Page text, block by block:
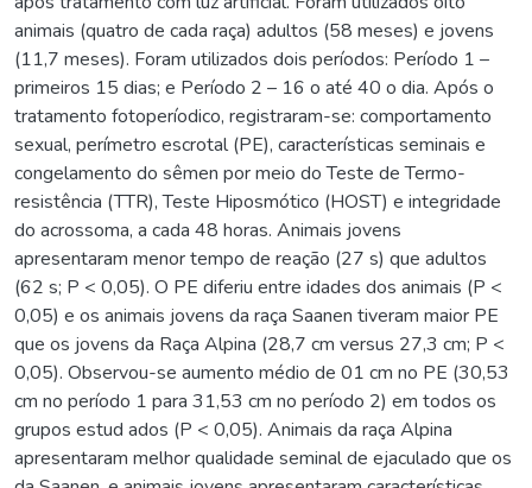
animais (quatro de cada raça) adultos (58 meses) e jovens
(11,7 meses). Foram utilizados dois períodos: Período 1 –
primeiros 15 dias; e Período 2 – 16 o até 40 o dia. Após o
tratamento fotoperíodico, registraram-se: comportamento
sexual, perímetro escrotal (PE), características seminais e
congelamento do sêmen por meio do Teste de Termo-
resistência (TTR), Teste Hiposmótico (HOST) e integridade
do acrossoma, a cada 48 horas. Animais jovens
apresentaram menor tempo de reação (27 s) que adultos
(62 s; P < 0,05). O PE diferiu entre idades dos animais (P <
0,05) e os animais jovens da raça Saanen tiveram maior PE
que os jovens da Raça Alpina (28,7 cm versus 27,3 cm; P <
0,05). Observou-se aumento médio de 01 cm no PE (30,53
cm no período 1 para 31,53 cm no período 2) em todos os
grupos estud ados (P < 0,05). Animais da raça Alpina
apresentaram melhor qualidade seminal de ejaculado que os